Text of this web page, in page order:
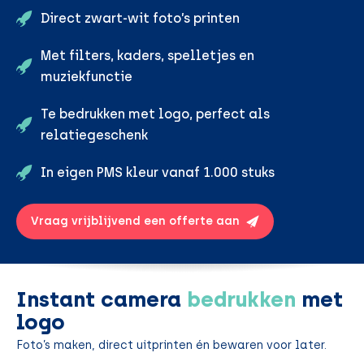
Direct zwart-wit foto’s printen
Met filters, kaders, spelletjes en
muziekfunctie
Te bedrukken met logo, perfect als
relatiegeschenk
In eigen PMS kleur vanaf 1.000 stuks
Vraag vrijblijvend een offerte aan
Instant camera bedrukken met
logo
Foto’s maken, direct uitprinten én bewaren voor later.